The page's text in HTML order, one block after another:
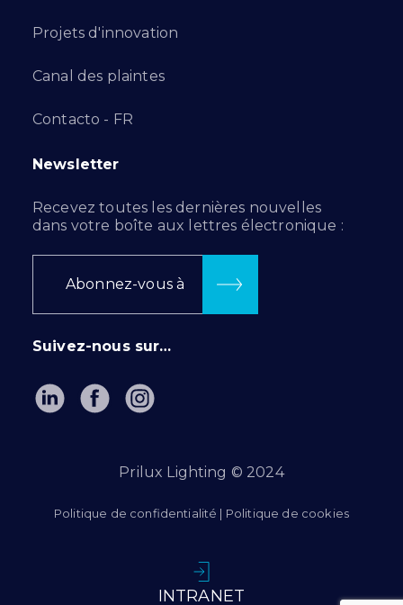
Projets d'innovation
Canal des plaintes
Contacto - FR
Newsletter
Recevez toutes les dernières nouvelles
dans votre boîte aux lettres électronique :
Abonnez-vous à
Suivez-nous sur…
Prilux Lighting © 2024
Politique de confidentialité | Politique de cookies
INTRANET